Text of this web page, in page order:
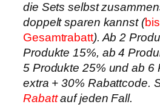
die Sets selbst
doppelt sparen kannst (
Gesamtrabatt). Ab 2
Produkte 15%, ab 4
5 Produkte 25% und ab 6
extra + 30% Rabattcode.
Rabattauf jeden Fall.